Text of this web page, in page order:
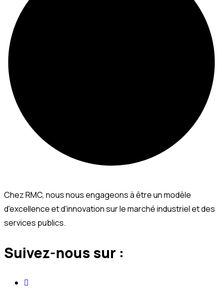
Chez RMC, nous nous engageons à être un modèle
d'excellence et d'innovation sur le marché industriel et des
services publics.
Suivez-nous sur :